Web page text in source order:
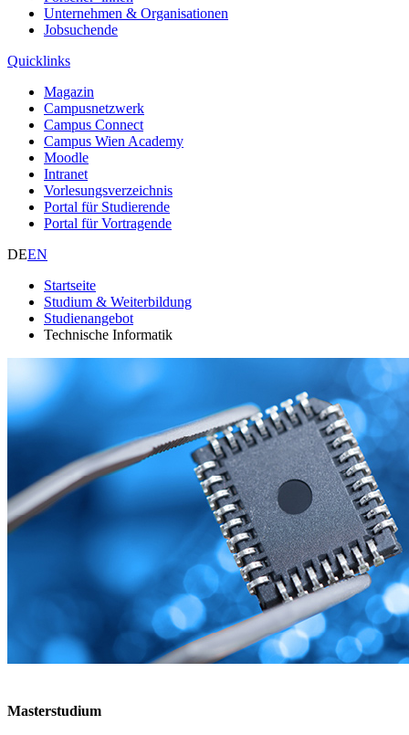
Unternehmen & Organisationen
Jobsuchende
Quicklinks
Magazin
Campusnetzwerk
Campus Connect
Campus Wien Academy
Moodle
Intranet
Vorlesungsverzeichnis
Portal für Studierende
Portal für Vortragende
DEEN
Startseite
Studium & Weiterbildung
Studienangebot
Technische Informatik
Masterstudium